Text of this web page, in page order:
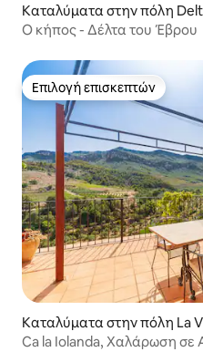
Καταλύματα στην πόλη
Ο κήπος - Δέλτα του Έβρου
Επιλογή επισκεπτών
Επιλογή επισκεπτών
Καταλύματα στην πόλη La
Ca la Iolanda, Χαλάρωση σε